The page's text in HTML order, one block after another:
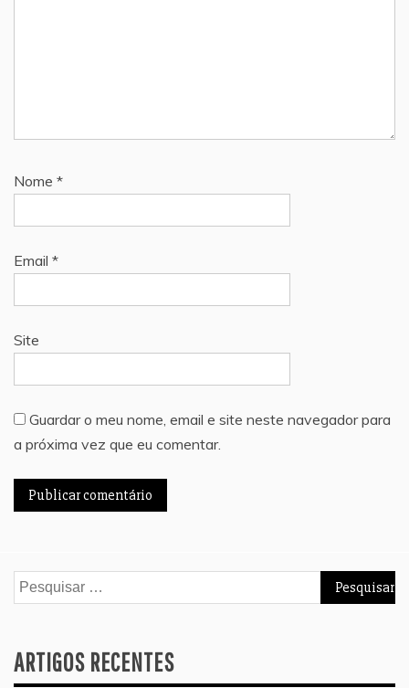
Nome *
Email *
Site
Guardar o meu nome, email e site neste navegador para
a próxima vez que eu comentar.
Pesquisar
por:
ARTIGOS RECENTES